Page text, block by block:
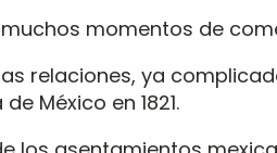
momentos de
relaciones, ya
México en 1821.